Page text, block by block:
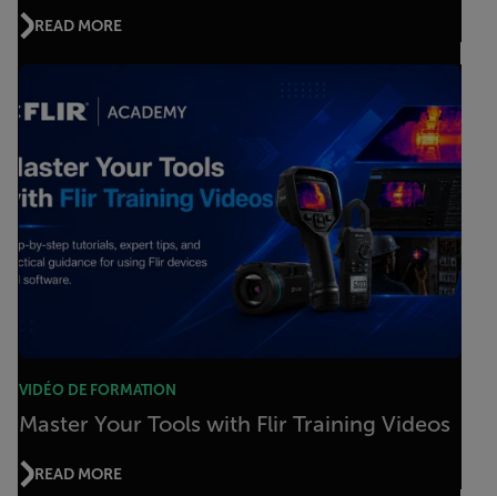
READ MORE
VIDÉO DE FORMATION
Master Your Tools with Flir Training Videos
READ MORE